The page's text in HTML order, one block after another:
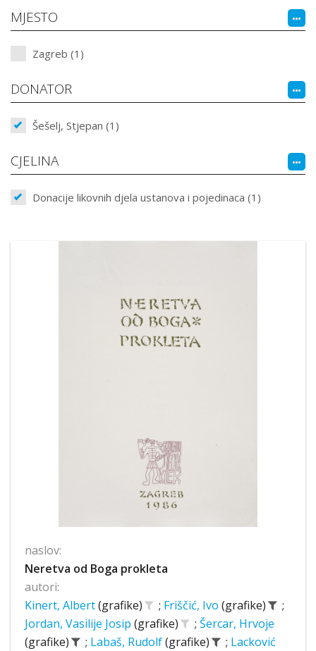
MJESTO
Zagreb (1)
DONATOR
Šešelj, Stjepan (1)
CJELINA
Donacije likovnih djela ustanova i pojedinaca (1)
naslov:
Neretva od Boga prokleta
autori:
Kinert, Albert(grafike) ; Friščić, Ivo (grafike)
;
Jordan, Vasilije Josip (grafike) ; Šercar, Hrvoje
(grafike)
; Labaš, Rudolf(grafike) ; Lacković